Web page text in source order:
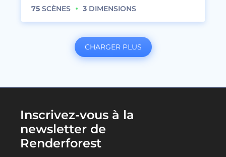
75 SCÈNES 3 DIMENSIONS
CHARGER PLUS
Inscrivez-vous à la
newsletter de
Renderforest